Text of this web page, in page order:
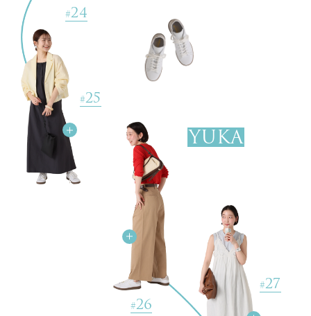
#24
#25
YUKA
#26
#27
ADIDAS / アディダス for SLOBE / 417 STANSMITH LUXスニーカ